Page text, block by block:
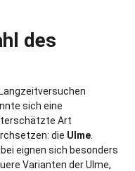
des
Langzeitversuchen
sich eine
Art
die Ulme
eignen sich besonders
Varianten der Ulme,